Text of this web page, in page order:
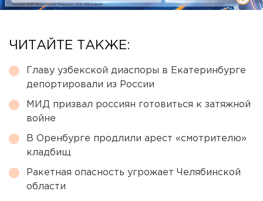
ЧИТАЙТЕ ТАКЖЕ:
Главу узбекской диаспоры в Екатеринбурге
депортировали из России
МИД призвал россиян готовиться к затяжной
войне
В Оренбурге продлили арест «смотрителю»
кладбищ
Ракетная опасность угрожает Челябинской
области